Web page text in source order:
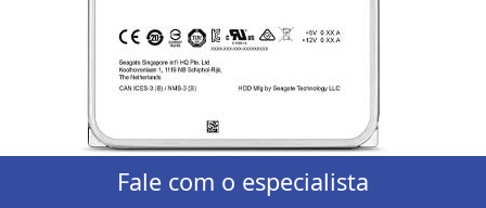
Fale com o especialista